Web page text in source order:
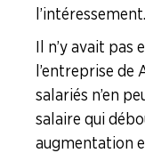
l’intéressement.
Il n’y avait pas
l’entreprise de
salariés n’en
salaire qui
augmentation